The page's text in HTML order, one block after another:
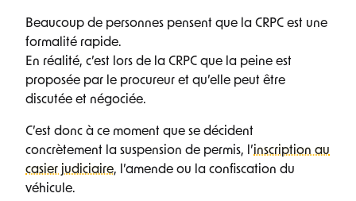
Beaucoup de personnes pensent que la CRPC est une
formalité rapide.
En réalité, c’est lors de la CRPC que la peine est
proposée par le procureur et qu’elle peut être
discutée et négociée.
C’est donc à ce moment que se décident
concrètement la suspension de permis, l’inscription au
casier judiciaire, l’amende ou la confiscation du
véhicule.